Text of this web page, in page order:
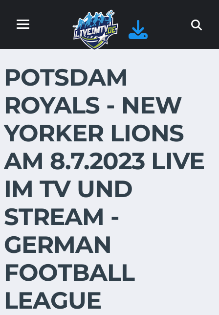
POTSDAM
ROYALS - NEW
YORKER LIONS
AM 8.7.2023 LIVE
IM TV UND
STREAM -
GERMAN
FOOTBALL
LEAGUE